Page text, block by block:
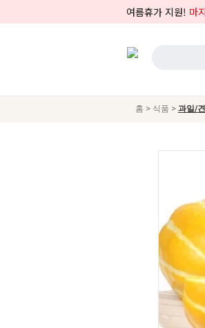
여름휴가 지원! 마
홈 > 식품 > 과일/